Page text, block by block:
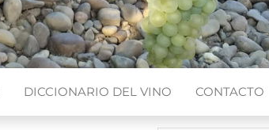
DICCIONARIO DEL VINO CONTACTO